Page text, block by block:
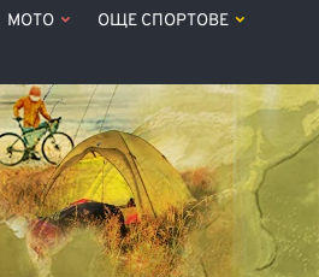
МОТО ОЩЕ СПОРТОВЕ